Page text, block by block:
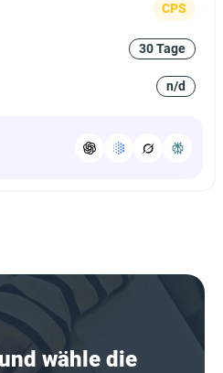
CPS
30 Tage
n/d
wähle die